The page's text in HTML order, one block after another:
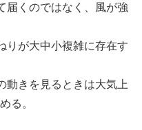
届くのではなく、風が強
りが大中小複雑に存在す
動きを見るときは大気上
る。